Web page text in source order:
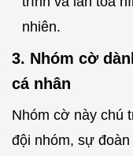
nhiên.
3. Nhóm cờ
cá nhân
Nhóm cờ này chú
đội nhóm, sự